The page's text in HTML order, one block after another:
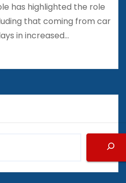
has highlighted the role
that coming from car
in increased…